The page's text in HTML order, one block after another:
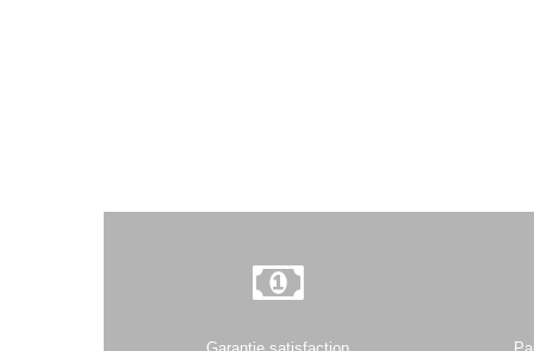
Garantie satisfaction